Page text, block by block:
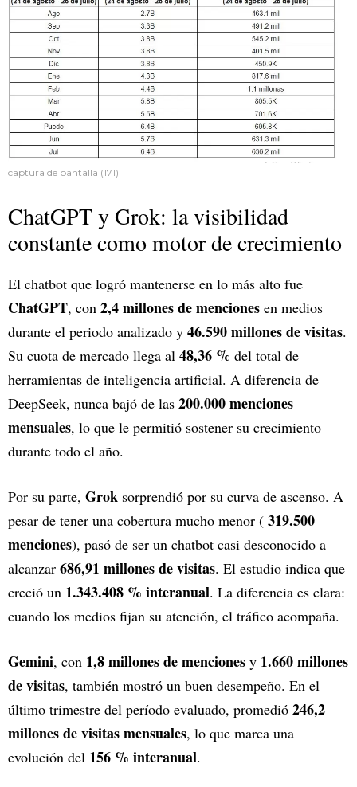
captura de pantalla (171)
ChatGPT y Grok: la visibilidad
constante como motor de crecimiento
El chatbot que logró mantenerse en lo más alto fue
ChatGPT, con 2,4 millones de menciones en medios
durante el periodo analizado y 46.590 millones de visitas.
Su cuota de mercado llega al 48,36 % del total de
herramientas de inteligencia artificial. A diferencia de
DeepSeek, nunca bajó de las 200.000 menciones
mensuales, lo que le permitió sostener su crecimiento
durante todo el año.
Por su parte, Grok sorprendió por su curva de ascenso. A
pesar de tener una cobertura mucho menor ( 319.500
menciones), pasó de ser un chatbot casi desconocido a
alcanzar 686,91 millones de visitas. El estudio indica que
creció un 1.343.408 % interanual. La diferencia es clara:
cuando los medios fijan su atención, el tráfico acompaña.
Gemini, con 1,8 millones de menciones y 1.660 millones
de visitas, también mostró un buen desempeño. En el
último trimestre del período evaluado, promedió 246,2
millones de visitas mensuales, lo que marca una
evolución del 156 % interanual.